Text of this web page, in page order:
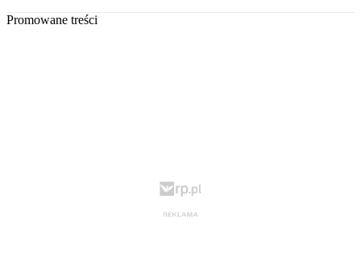
Promowane treści